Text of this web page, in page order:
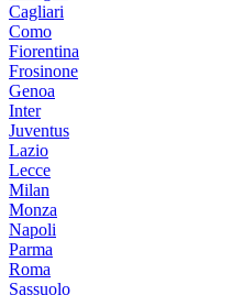
Cagliari
Como
Fiorentina
Frosinone
Genoa
Inter
Juventus
Lazio
Lecce
Milan
Monza
Napoli
Parma
Roma
Sassuolo